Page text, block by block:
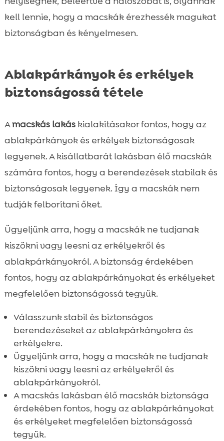
kell lennie, hogy a macskák érezhessék magukat
biztonságban és kényelmesen.
Ablakpárkányok és erkélyek
biztonságossá tétele
Amacskás lakáskialakításakor fontos, hogy az
ablakpárkányok és erkélyek biztonságosak
legyenek. A kisállatbarát lakásban élő macskák
számára fontos, hogy a berendezések stabilak és
biztonságosak legyenek. Így a macskák nem
tudják felborítani őket.
Ügyeljünk arra, hogy a macskák ne tudjanak
kiszökni vagy leesni az erkélyekről és
ablakpárkányokról. A biztonság érdekében
fontos, hogy az ablakpárkányokat és erkélyeket
megfelelően biztonságossá tegyük.
Válasszunk stabil és biztonságos
berendezéseket az ablakpárkányokra és
erkélyekre.
Ügyeljünk arra, hogy a macskák ne tudjanak
kiszökni vagy leesni az erkélyekről és
ablakpárkányokról.
A macskás lakásban élő macskák biztonsága
érdekében fontos, hogy az ablakpárkányokat
és erkélyeket megfelelően biztonságossá
tegyük.